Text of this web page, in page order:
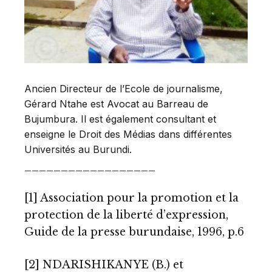
Ancien Directeur de l’Ecole de journalisme,
Gérard Ntahe est Avocat au Barreau de
Bujumbura. Il est également consultant et
enseigne le Droit des Médias dans différentes
Universités au Burundi.
[1] Association pour la promotion et la
protection de la liberté d’expression,
Guide de la presse burundaise, 1996, p.6
[2]
NDARISHIKANYE (B.) et